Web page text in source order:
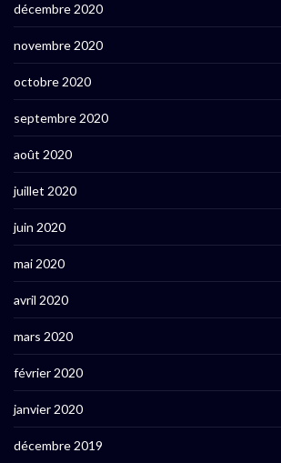
décembre 2020
novembre 2020
octobre 2020
septembre 2020
août 2020
juillet 2020
juin 2020
mai 2020
avril 2020
mars 2020
février 2020
janvier 2020
décembre 2019